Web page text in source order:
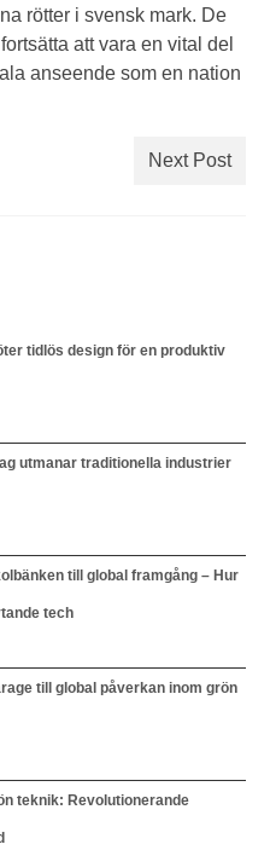
rötter i svensk mark. De
att vara en vital del
anseende som en nation
Next Post
tidlös design för en produktiv
utmanar traditionella industrier
till global framgång – Hur
tech
till global påverkan inom grön
teknik: Revolutionerande